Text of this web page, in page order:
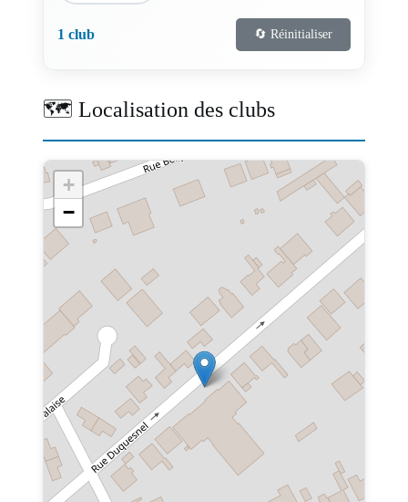
1 club 🔄 Réinitialiser
🗺️ Localisation des clubs
+
−